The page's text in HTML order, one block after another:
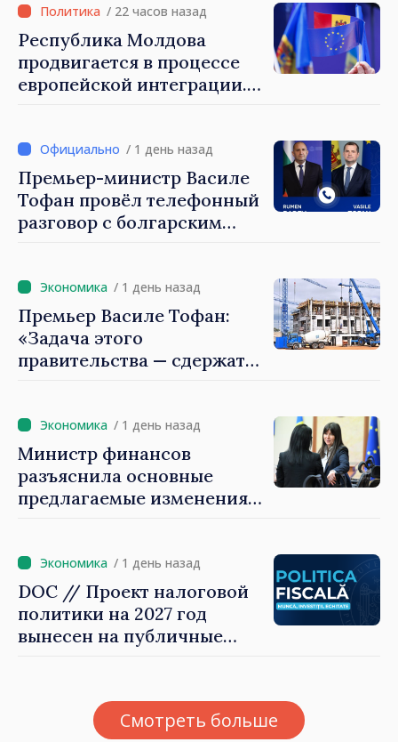
занимающие высокие
должности, не знают
политики государства»
/ 22 часов назад
Республика Молдова
продвигается в процессе
европейской интеграции.
блокирует» / 1 день назад
Премьер-министр Василе
Тофан провёл телефонный
разговор с болгарским
/ 1 день назад
Премьер Василе Тофан:
«Задача этого
правительства — сдержать
/ 1 день назад
Министр финансов
разъяснила основные
предлагаемые изменения
налогу
/ 1 день назад
DOC // Проект налоговой
политики на 2027 год
вынесен на публичные
Смотреть больше